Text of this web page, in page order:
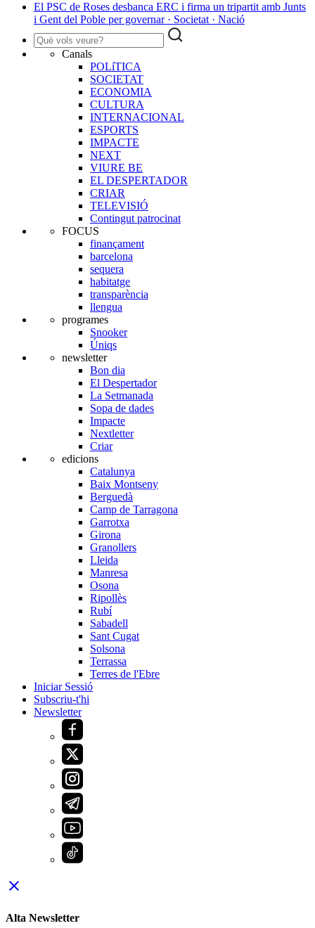
El PSC de Roses desbanca ERC i firma un tripartit amb Junts
i Gent del Poble per governar · Societat · Nació
Canals
POLíTICA
SOCIETAT
ECONOMIA
CULTURA
INTERNACIONAL
ESPORTS
IMPACTE
NEXT
VIURE BE
EL DESPERTADOR
CRIAR
TELEVISIÓ
Contingut patrocinat
FOCUS
finançament
barcelona
sequera
habitatge
transparència
llengua
programes
Snooker
Úniqs
newsletter
Bon dia
El Despertador
La Setmanada
Sopa de dades
Impacte
Nextletter
Criar
edicions
Catalunya
Baix Montseny
Berguedà
Camp de Tarragona
Garrotxa
Girona
Granollers
Lleida
Manresa
Osona
Ripollès
Rubí
Sabadell
Sant Cugat
Solsona
Terrassa
Terres de l'Ebre
Iniciar Sessió
Subscriu-t'hi
Newsletter
close
Alta Newsletter